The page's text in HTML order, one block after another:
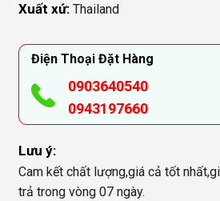
Xuất xứ: Thailand
Điện Thoại Đặt Hàng
0903640540
0943197660
Lưu ý:
Cam kết chất lượng,giá cả tốt
trả trong vòng 07 ngày.